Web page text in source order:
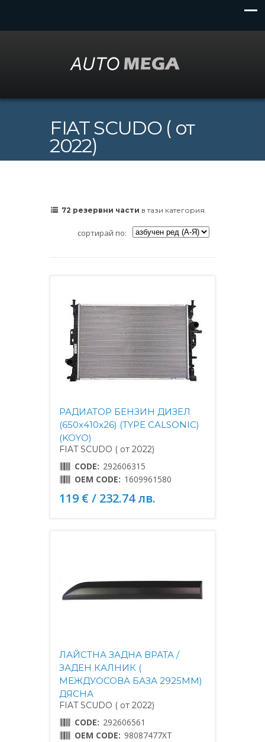
FIAT SCUDO ( от
2022)
72 резервни части в тази категория.
сортирай по:
РАДИАТОР БЕНЗИН ДИЗЕЛ
(650x410x26) (TYPE CALSONIC)
(KOYO)
FIAT SCUDO ( от 2022)
CODE: 292606315
OEM CODE: 1609961580
119 € / 232.74 лв.
ЛАЙСТНА ЗАДНА ВРАТА /
ЗАДЕН КАЛНИК (
МЕЖДУОСОВА БАЗА 2925MM)
ДЯСНА
FIAT SCUDO ( от 2022)
CODE: 292606561
OEM CODE: 98087477XT